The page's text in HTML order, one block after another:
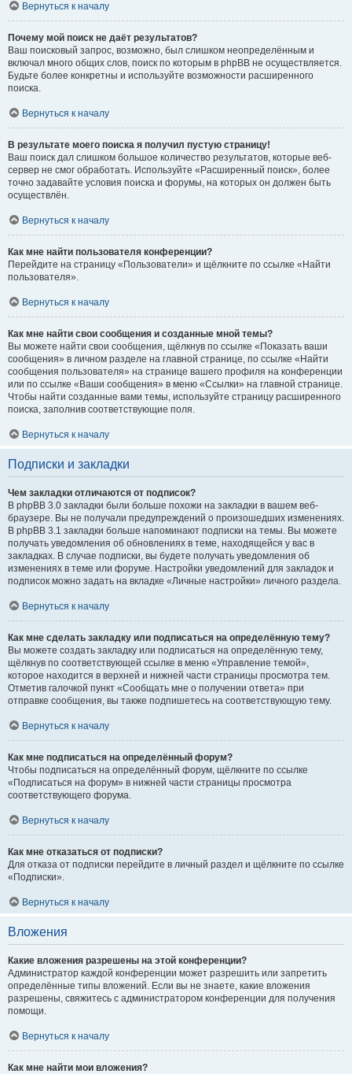
Вернуться к началу
Почему мой поиск не даёт результатов?
Ваш поисковый запрос, возможно, был слишком неопределённым и
включал много общих слов, поиск по которым в phpBB не осуществляется.
Будьте более конкретны и используйте возможности расширенного
поиска.
Вернуться к началу
В результате моего поиска я получил пустую страницу!
Ваш поиск дал слишком большое количество результатов, которые веб-
сервер не смог обработать. Используйте «Расширенный поиск», более
точно задавайте условия поиска и форумы, на которых он должен быть
осуществлён.
Вернуться к началу
Как мне найти пользователя конференции?
Перейдите на страницу «Пользователи» и щёлкните по ссылке «Найти
пользователя».
Вернуться к началу
Как мне найти свои сообщения и созданные мной темы?
Вы можете найти свои сообщения, щёлкнув по ссылке «Показать ваши
сообщения» в личном разделе на главной странице, по ссылке «Найти
сообщения пользователя» на странице вашего профиля на конференции
или по ссылке «Ваши сообщения» в меню «Ссылки» на главной странице.
Чтобы найти созданные вами темы, используйте страницу расширенного
поиска, заполнив соответствующие поля.
Вернуться к началу
Подписки и закладки
Чем закладки отличаются от подписок?
В phpBB 3.0 закладки были больше похожи на закладки в вашем веб-
браузере. Вы не получали предупреждений о произошедших изменениях.
В phpBB 3.1 закладки больше напоминают подписки на темы. Вы можете
получать уведомления об обновлениях в теме, находящейся у вас в
закладках. В случае подписки, вы будете получать уведомления об
изменениях в теме или форуме. Настройки уведомлений для закладок и
подписок можно задать на вкладке «Личные настройки» личного раздела.
Вернуться к началу
Как мне сделать закладку или подписаться на определённую тему?
Вы можете создать закладку или подписаться на определённую тему,
щёлкнув по соответствующей ссылке в меню «Управление темой»,
которое находится в верхней и нижней части страницы просмотра тем.
Отметив галочкой пункт «Сообщать мне о получении ответа» при
отправке сообщения, вы также подпишетесь на соответствующую тему.
Вернуться к началу
Как мне подписаться на определённый форум?
Чтобы подписаться на определённый форум, щёлкните по ссылке
«Подписаться на форум» в нижней части страницы просмотра
соответствующего форума.
Вернуться к началу
Как мне отказаться от подписки?
Для отказа от подписки перейдите в личный раздел и щёлкните по ссылке
«Подписки».
Вернуться к началу
Вложения
Какие вложения разрешены на этой конференции?
Администратор каждой конференции может разрешить или запретить
определённые типы вложений. Если вы не знаете, какие вложения
разрешены, свяжитесь с администратором конференции для получения
помощи.
Вернуться к началу
Как мне найти мои вложения?